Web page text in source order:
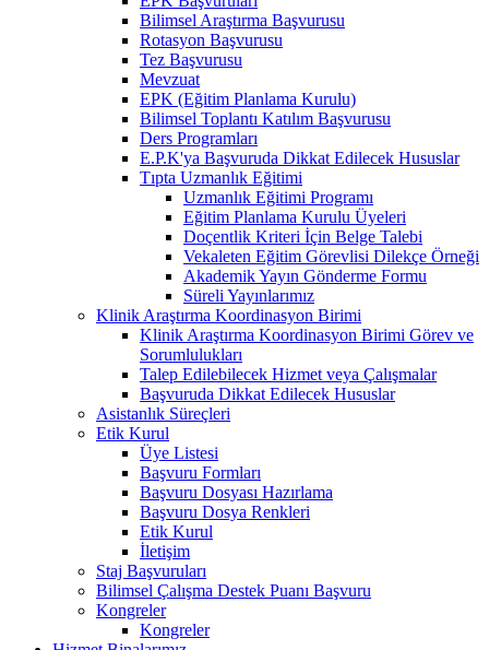
Bilimsel Araştırma Başvurusu
Rotasyon Başvurusu
Tez Başvurusu
Mevzuat
EPK (Eğitim Planlama Kurulu)
Bilimsel Toplantı Katılım Başvurusu
Ders Programları
E.P.K'ya Başvuruda Dikkat Edilecek Hususlar
Tıpta Uzmanlık Eğitimi
Uzmanlık Eğitimi Programı
Eğitim Planlama Kurulu Üyeleri
Doçentlik Kriteri İçin Belge Talebi
Vekaleten Eğitim Görevlisi Dilekçe Örneği
Akademik Yayın Gönderme Formu
Süreli Yayınlarımız
Klinik Araştırma Koordinasyon Birimi
Klinik Araştırma Koordinasyon Birimi Görev ve
Sorumlulukları
Talep Edilebilecek Hizmet veya Çalışmalar
Başvuruda Dikkat Edilecek Hususlar
Asistanlık Süreçleri
Etik Kurul
Üye Listesi
Başvuru Formları
Başvuru Dosyası Hazırlama
Başvuru Dosya Renkleri
Etik Kurul
İletişim
Staj Başvuruları
Bilimsel Çalışma Destek Puanı Başvuru
Kongreler
Kongreler